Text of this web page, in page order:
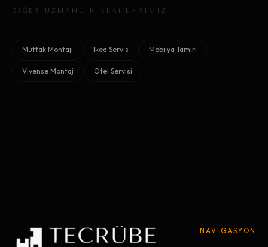
DİĞER UZMANLIK ALANLARIMIZ
Mutfak Montajı Ikea Servis Mobilya Tamiri
Vivense Montaj Otel Servisi
NAVİGASYON